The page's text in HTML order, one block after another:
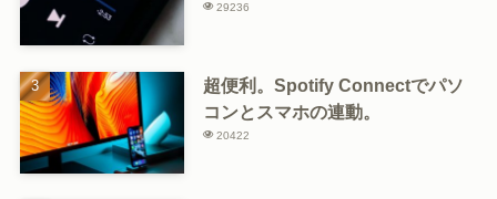
29236
超便利。Spotify Connectでパソ
コンとスマホの連動。
20422